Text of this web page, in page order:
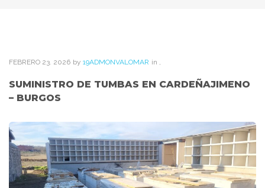
FEBRERO 23. 2026 by 19ADMONVALOMAR in ,
SUMINISTRO DE TUMBAS EN CARDEÑAJIMENO
– BURGOS